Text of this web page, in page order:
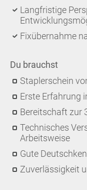
Langfristige
Fixübernahme
Du brauchst
Staplerschein
Erste Erfahrung
Bereitschaft zur
Technisches
Arbeitsweise
Gute
Zuverlässigkeit